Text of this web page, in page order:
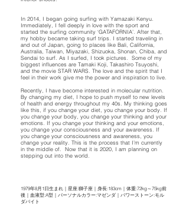
In 2014, I began going surfing with Yamazaki Kenyu.
Immediately, I fell deeply in love with the sport and
started the surfing community ‘GATAFORNIA’. After that,
my hobby became taking surf trips. I started traveling in
and out of Japan, going to places like Bali, California,
Australia, Taiwan, Miyazaki, Shizuoka, Shonan, Chiba, and
Sendai to surf. As I surfed, I took pictures. ​ Some of my
biggest influences are Tamaki Koji, Takashiro Tsuyoshi,
and the movie STAR WARS. The love and the spirit that I
feel in their work give me the power and inspiration to live.
Recently, I have become interested in molecular nutrition.
By changing my diet, I hope to push myself to new levels
of health and energy throughout my 40s. My thinking goes
like this, if you change your diet, you change your body. If
you change your body, you change your thinking and your
emotions. If you change your thinking and your emotions,
you change your consciousness and your awareness. If
you change your consciousness and awareness, you
change your reality. This is the process that I’m currently
in the middle of. ​ Now that it is 2020, I am planning on
stepping out into the world.
1979年8月1日生まれ｜星座:獅子座｜身長:183cm｜体重:72kg～75kg前
後｜血液型:A型｜パーソナルカラー:マゼンダ｜パワーストーン:モル
ダバイト